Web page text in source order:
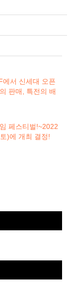
에서 신세대 오픈
판매, 특전의 배
페스티벌!~2022
)에 개최 결정!